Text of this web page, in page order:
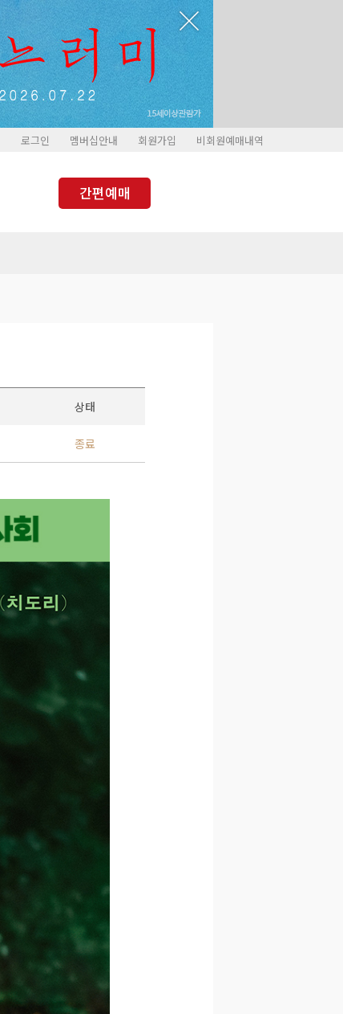
로그인 멤버십안내 회원가입 비회원예매내역
간편예매
상태
종료